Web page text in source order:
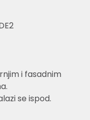
i fasadnim
se ispod.